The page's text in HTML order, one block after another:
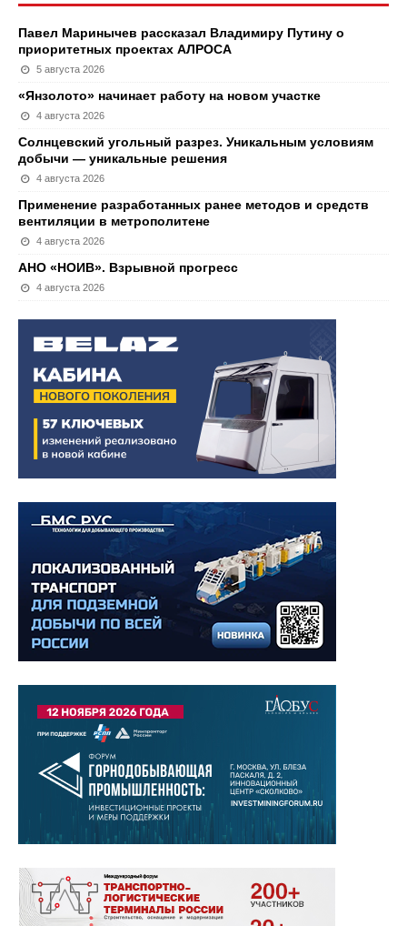
Павел Маринычев рассказал Владимиру Путину о
приоритетных проектах АЛРОСА
5 августа 2026
«Янзолото» начинает работу на новом участке
4 августа 2026
Солнцевский угольный разрез. Уникальным условиям
добычи — уникальные решения
4 августа 2026
Применение разработанных ранее методов и средств
вентиляции в метрополитене
4 августа 2026
АНО «НОИВ». Взрывной прогресс
4 августа 2026